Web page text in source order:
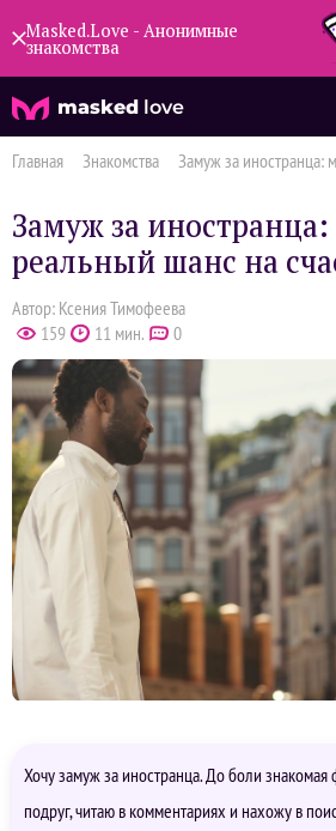
Masked.Love - Анонимные
знакомства
masked love
Главная Знакомства
Замуж за иностранца:
Замуж за
реальный шанс на
Автор: Ксения Тимофеева
159
11 мин. 0
Хочу замуж за иностранца. До боли
подруг, читаю в комментариях и нахожу в